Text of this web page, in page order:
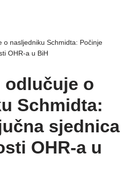
o nasljedniku Schmidta: Počinje
OHR-a u BiH
odlučuje o
Schmidta:
sjednica
OHR-a u